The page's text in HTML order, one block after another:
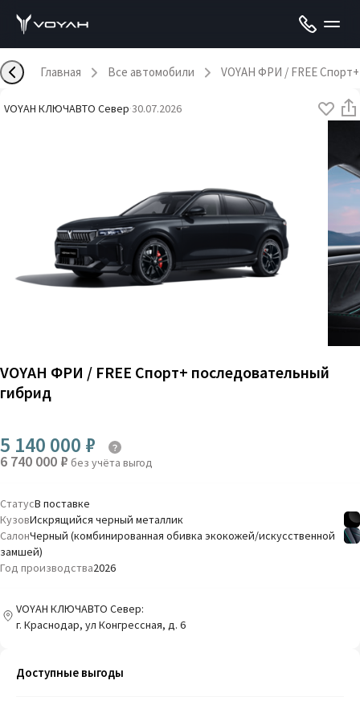
Главная Все автомобили VOYAH ФРИ / FREE
VOYAH КЛЮЧАВТО Север·30.07.2026
VOYAH ФРИ / FREE Спорт+ последовательный
гибрид
5 140 000 ₽
6 740 000 ₽ без учёта выгод
СтатусВ поставке
КузовИскрящийся черный металлик
СалонЧерный (комбинированная обивка экокожей/искусственной
замшей)
Год производства2026
VOYAH КЛЮЧАВТО Север:
г. Краснодар, ул Конгрессная, д. 6
Доступные выгоды